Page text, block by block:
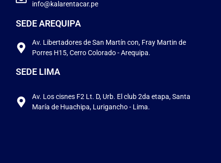
info@kalarentacar.pe
SEDE AREQUIPA
Av. Libertadores de San Martín con, Fray Martin de
Porres H15, Cerro Colorado - Arequipa.
SEDE LIMA
Av. Los cisnes F2 Lt. D, Urb. El club 2da etapa, Santa
María de Huachipa, Lurigancho - Lima.